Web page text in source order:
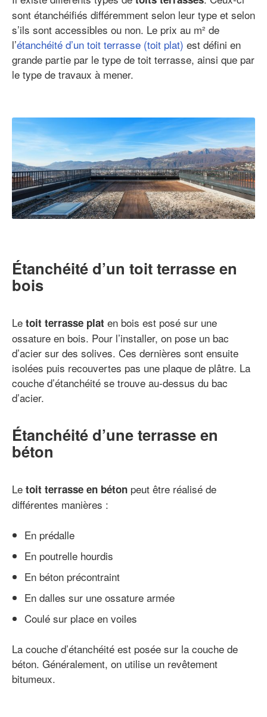
sont étanchéifiés différemment selon leur type et selon
s’ils sont accessibles ou non. Le prix au m² de
l’étanchéité d’un toit terrasse (toit plat) est défini en
grande partie par le type de toit terrasse, ainsi que par
le type de travaux à mener.
Étanchéité d’un toit terrasse en
bois
Le toit terrasse plat en bois est posé sur une
ossature en bois. Pour l’installer, on pose un bac
d’acier sur des solives. Ces dernières sont ensuite
isolées puis recouvertes pas une plaque de plâtre. La
couche d’étanchéité se trouve au-dessus du bac
d’acier.
Étanchéité d’une terrasse en
béton
Le toit terrasse en béton peut être réalisé de
différentes manières :
En prédalle
En poutrelle hourdis
En béton précontraint
En dalles sur une ossature armée
Coulé sur place en voiles
La couche d’étanchéité est posée sur la couche de
béton. Généralement, on utilise un revêtement
bitumeux.